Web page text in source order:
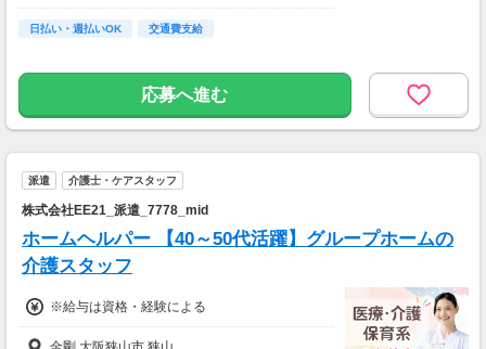
【アクセス】
西武新宿線「狭山市駅」より徒歩10分
日払い・週払いOK 交通費支給
応募へ進む
派遣 介護士・ケアスタッフ
株式会社EE21_派遣_7778_mid
ホームヘルパー 【40～50代活躍】グループホームの
介護スタッフ
※給与は資格・経験による